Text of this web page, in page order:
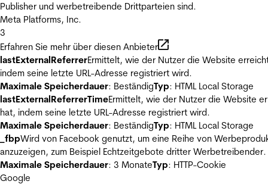
Publisher und werbetreibende Drittparteien sind.
Meta Platforms, Inc.
3
Erfahren Sie mehr über diesen Anbieter
lastExternalReferrerErmittelt, wie der Nutzer die Website
indem seine letzte URL-Adresse registriert wird.
Maximale Speicherdauer: BeständigTyp: HTML Local Storage
lastExternalReferrerTimeErmittelt, wie der Nutzer die Website
hat, indem seine letzte URL-Adresse registriert wird.
Maximale Speicherdauer: BeständigTyp: HTML Local Storage
_fbpWird von Facebook genutzt, um eine Reihe von
anzuzeigen, zum Beispiel Echtzeitgebote dritter Werbetreibender.
Maximale Speicherdauer: 3 MonateTyp: HTTP-Cookie
Google